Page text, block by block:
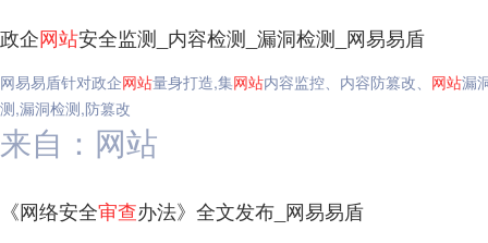
政企网站安全监测_内容检测_漏洞检测_网易易盾
网易易盾针对政企网站量身打造,集网站内容监控、内容防篡改、 网站漏
测,漏洞检测,防篡改
来自：网站
《网络安全审查办法》全文发布_网易易盾